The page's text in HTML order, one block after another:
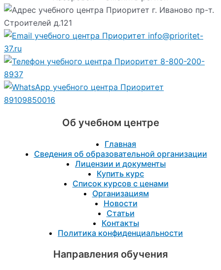
г. Иваново пр-т.
Строителей д.121
info@prioritet-
37.ru
8-800-200-
8937
89109850016
Об учебном центре
Главная
Сведения об образовательной организации
Лицензии и документы
Купить курс
Список курсов с ценами
Организациям
Новости
Статьи
Контакты
Политика конфиденциальности
Направления обучения